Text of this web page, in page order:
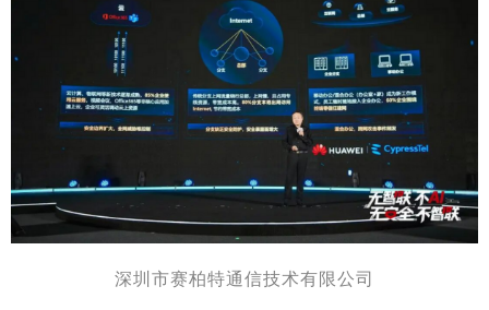
深圳市赛柏特通信技术有限公司